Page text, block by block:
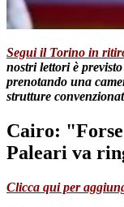
Segui il Torino in
nostri lettori è
prenotando una
strutture
Cairo:
Paleari va
Clicca qui per